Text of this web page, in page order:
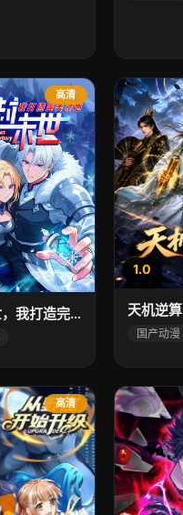
高清
冰封末世，我打造完美领地 动态漫画动态漫
1.0
天机逆算
国产动漫
高清